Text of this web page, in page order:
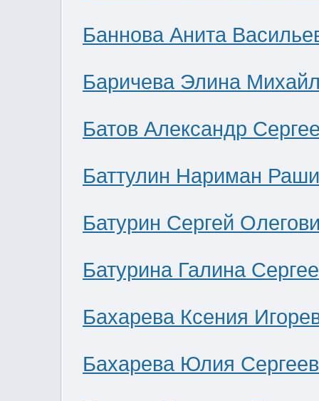
Баннова Анита
Баричева Элина
Батов Александр
Баттулин Нариман
Батурин Сергей
Батурина Галина
Бахарева Ксения
Бахарева Юлия